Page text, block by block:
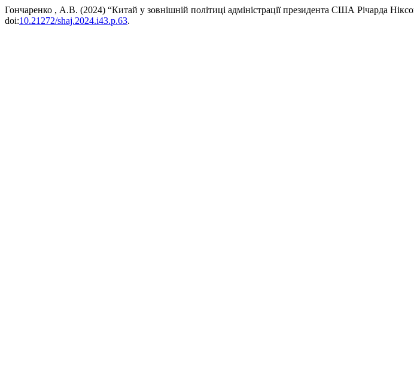
Гончаренко , А.В. (2024) “Китай у зовнішній політиці адміністрації президента США Річарда
doi:10.21272/shaj.2024.i43.p.63.